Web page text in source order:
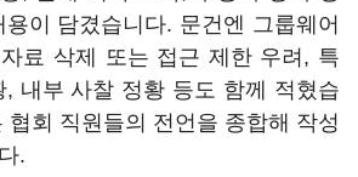
이 담겼습니다. 문건엔 그룹웨어
료 삭제 또는 접근 제한 우려, 특
내부 사찰 정황 등도 함께 적혔습
협회 직원들의 전언을 종합해 작성
.